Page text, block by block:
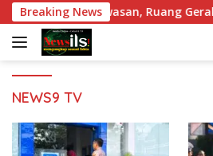
Langsung
ke
konten
Breaking News
Pengawasan, Ruang Gerak Pelaku
NEWS9 TV